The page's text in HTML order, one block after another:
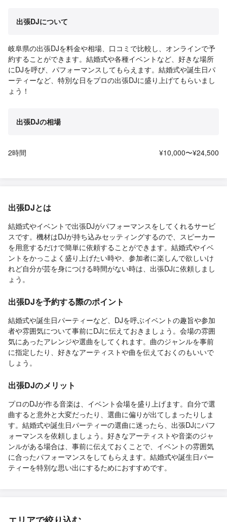
出張DJについて
岐阜県の出張DJを料金や相場、口コミで比較し、オンラインで予
約することができます。結婚式や各種イベントなど、好きな場所
にDJを呼び、パフォーマンスしてもらえます。結婚式や誕生日パ
ーティーなど、特別な日をプロの出張DJに盛り上げてもらいまし
ょう！
出張DJの相場
2時間 ¥10,000〜¥24,500
出張DJとは
結婚式やイベントで出張DJがパフォーマンスをしてくれるサービ
スです。機材はDJが持ち込みセッティングするので、スピーカー
を用意するだけで簡単に依頼することができます。結婚式やイベ
ントをかっこよく盛り上げたい時や、参加者に楽しんで欲しいけ
れど自分が芸を身につける時間がない時は、出張DJに依頼しまし
ょう。
出張DJを予約する際のポイント
結婚式や誕生日パーティーなど、DJを呼ぶイベントの趣旨や参加
者や雰囲気について事前にDJに伝えておきましょう。会場の雰囲
気にあったアレンジや選曲をしてくれます。曲のジャンルを事前
に指定したり、好きなアーティストや曲を伝えておくのもいいで
しょう。
出張DJのメリット
プロのDJが作る音楽は、イベント会場を盛り上げます。自分で選
曲すると意外と大変だったり、選曲に偏りが出てしまったりしま
す。結婚式や誕生日パーティーの選曲に迷ったら、出張DJにパフ
ォーマンスを依頼しましょう。好きなアーティストや音楽のジャ
ンルがある場合は、事前に伝えておくことで、イベントの雰囲気
に合ったパフォーマンスをしてもらえます。結婚式や誕生日パー
ティーを特別な思い出にするためにおすすめです。